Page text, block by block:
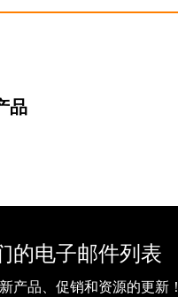
品
的电子邮件列表
产品、促销和资源的更新！